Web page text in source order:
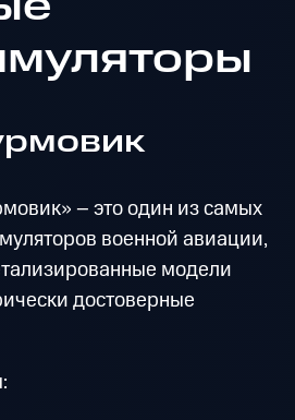
– это один из самых
военной авиации,
модели
достоверные